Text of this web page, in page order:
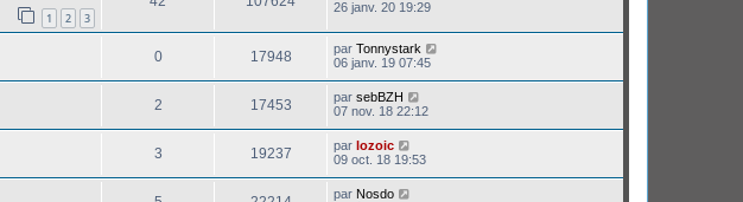
1 2 3
26 janv. 20 19:29
0 17948 par Tonnystark
06 janv. 19 07:45
2 17453 par sebBZH
07 nov. 18 22:12
3 19237 par lozoic
09 oct. 18 19:53
par Nosdo